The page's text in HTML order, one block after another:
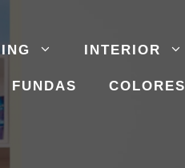
INTERIOR
FUNDAS COLORES